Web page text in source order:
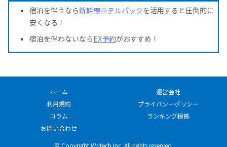
宿泊を伴うなら新幹線ホテルパックを活用すると圧倒的に
安くなる！
宿泊を伴わないならEX予約がおすすめ！
ホーム
運営会社
利用規約
プライバシーポリシー
コラム
ランキング根拠
お問い合わせ